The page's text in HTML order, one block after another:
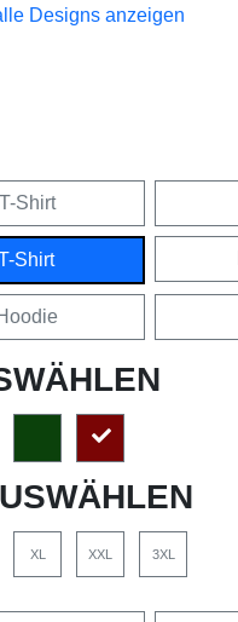
Designs anzeigen
Shirt
Shirt
XL XXL 3XL